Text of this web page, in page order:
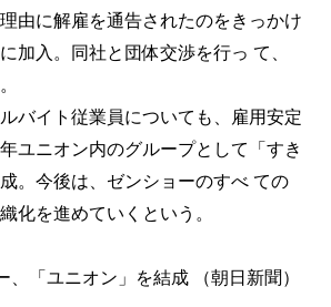
理由に解雇を通告されたのをきっかけ
加入。同社と団体交渉を行っ て、
バイト従業員についても、雇用安定
ユニオン内のグループとして「すき
。今後は、ゼンショーのすべ ての
化を進めていくという。
、「ユニオン」を結成 （朝日新聞）